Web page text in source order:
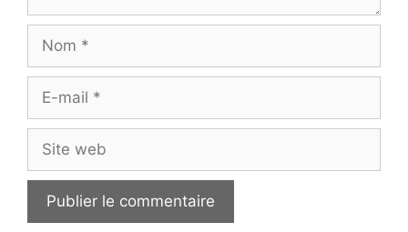
Nom
Site
web